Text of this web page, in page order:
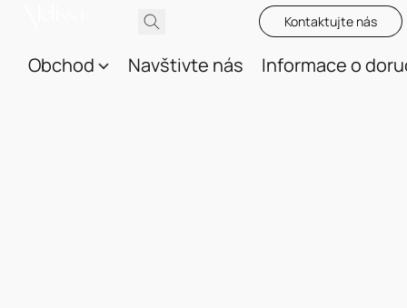
Kontaktujte nás
Obchod Navštivte nás Informace o